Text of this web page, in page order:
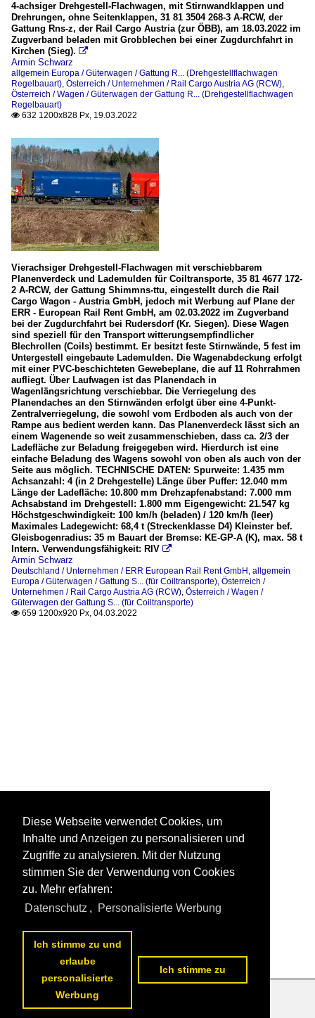
4-achsiger Drehgestell-Flachwagen, mit Stirnwandklappen und
Drehrungen, ohne Seitenklappen, 31 81 3504 268-3 A-RCW, der
Gattung Rns-z, der Rail Cargo Austria (zur ÖBB), am 18.03.2022 im
Zugverband beladen mit Grobblechen bei einer Zugdurchfahrt in
Kirchen (Sieg). 
Armin Schwarz
allgemein Europa / Güterwagen / Gattung R... (Drehgestellflachwagen
Regelbauart), Österreich / Unternehmen / Rail Cargo Austria AG (RCW),
Österreich / Wagen / Güterwagen der Gattung R... (Drehgestellflachwagen
Regelbauart)
 632 1200x828 Px, 19.03.2022
Vierachsiger Drehgestell-Flachwagen mit verschiebbarem
Planenverdeck und Lademulden für Coiltransporte, 35 81 4677 172-
2 A-RCW, der Gattung Shimmns-ttu, eingestellt durch die Rail
Cargo Wagon - Austria GmbH, jedoch mit Werbung auf Plane der
ERR - European Rail Rent GmbH, am 02.03.2022 im Zugverband
bei der Zugdurchfahrt bei Rudersdorf (Kr. Siegen). Diese Wagen
sind speziell für den Transport witterungsempfindlicher
Blechrollen (Coils) bestimmt. Er besitzt feste Stirnwände, 5 fest im
Untergestell eingebaute Lademulden. Die Wagenabdeckung erfolgt
mit einer PVC-beschichteten Gewebeplane, die auf 11 Rohrrahmen
aufliegt. Über Laufwagen ist das Planendach in
Wagenlängsrichtung verschiebbar. Die Verriegelung des
Planendaches an den Stirnwänden erfolgt über eine 4-Punkt-
Zentralverriegelung, die sowohl vom Erdboden als auch von der
Rampe aus bedient werden kann. Das Planenverdeck lässt sich an
einem Wagenende so weit zusammenschieben, dass ca. 2/3 der
Ladefläche zur Beladung freigegeben wird. Hierdurch ist eine
einfache Beladung des Wagens sowohl von oben als auch von der
Seite aus möglich. TECHNISCHE DATEN: Spurweite: 1.435 mm
Achsanzahl: 4 (in 2 Drehgestelle) Länge über Puffer: 12.040 mm
Länge der Ladefläche: 10.800 mm Drehzapfenabstand: 7.000 mm
Achsabstand im Drehgestell: 1.800 mm Eigengewicht: 21.547 kg
Höchstgeschwindigkeit: 100 km/h (beladen) / 120 km/h (leer)
Maximales Ladegewicht: 68,4 t (Streckenklasse D4) Kleinster bef.
Gleisbogenradius: 35 m Bauart der Bremse: KE-GP-A (K), max. 58 t
Intern. Verwendungsfähigkeit: RIV 
Armin Schwarz
Deutschland / Unternehmen / ERR European Rail Rent GmbH , allgemein
Europa / Güterwagen / Gattung S... (für Coiltransporte), Österreich /
Unternehmen / Rail Cargo Austria AG (RCW), Österreich / Wagen /
Güterwagen der Gattung S... (für Coiltransporte)
 659 1200x920 Px, 04.03.2022
Datenschutzerklärung
Diese Webseite verwendet Cookies, um
Inhalte und Anzeigen zu personalisieren und
Zugriffe zu analysieren. Mit der Nutzung
stimmen Sie der Verwendung von Cookies
zu. Mehr erfahren:
Datenschutz , Personalisierte Werbung
Ich stimme zu und
erlaube
personalisierte
Werbung
Ich stimme zu